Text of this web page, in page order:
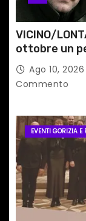
VICINO/
ottobre un
MONTAGNA
Ago 10, 2026
Commento
EVENTI GORIZIA E